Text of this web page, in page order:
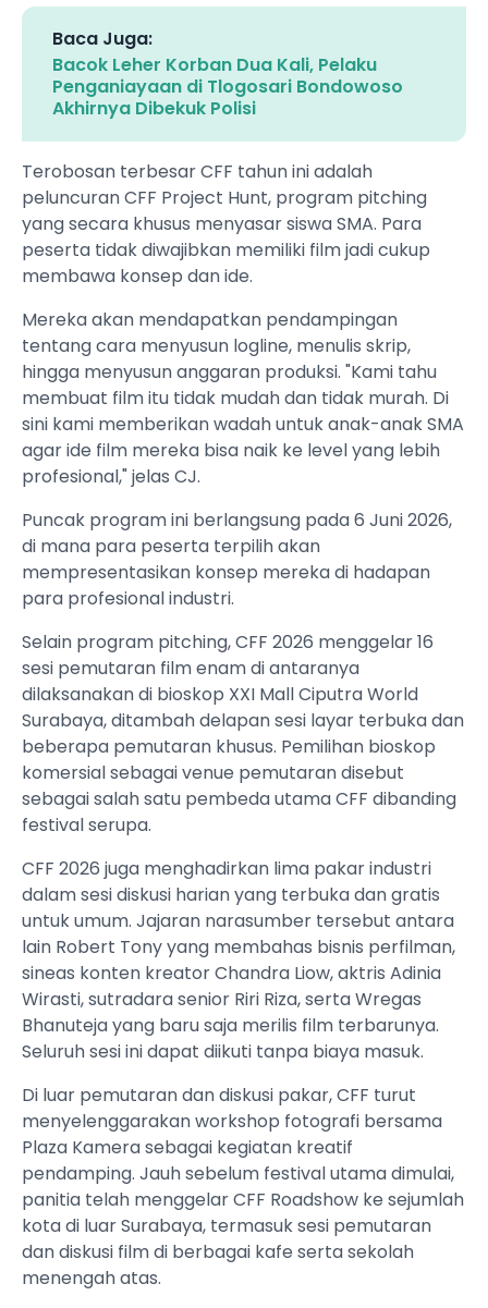
Baca Juga:
Bacok Leher Korban Dua Kali, Pelaku
Penganiayaan di Tlogosari Bondowoso
Akhirnya Dibekuk Polisi
Terobosan terbesar CFF tahun ini adalah
peluncuran CFF Project Hunt, program pitching
yang secara khusus menyasar siswa SMA. Para
peserta tidak diwajibkan memiliki film jadi cukup
membawa konsep dan ide.
Mereka akan mendapatkan pendampingan
tentang cara menyusun logline, menulis skrip,
hingga menyusun anggaran produksi. "Kami tahu
membuat film itu tidak mudah dan tidak murah. Di
sini kami memberikan wadah untuk anak-anak SMA
agar ide film mereka bisa naik ke level yang lebih
profesional," jelas CJ.
Puncak program ini berlangsung pada 6 Juni 2026,
di mana para peserta terpilih akan
mempresentasikan konsep mereka di hadapan
para profesional industri.
Selain program pitching, CFF 2026 menggelar 16
sesi pemutaran film enam di antaranya
dilaksanakan di bioskop XXI Mall Ciputra World
Surabaya, ditambah delapan sesi layar terbuka dan
beberapa pemutaran khusus. Pemilihan bioskop
komersial sebagai venue pemutaran disebut
sebagai salah satu pembeda utama CFF dibanding
festival serupa.
CFF 2026 juga menghadirkan lima pakar industri
dalam sesi diskusi harian yang terbuka dan gratis
untuk umum. Jajaran narasumber tersebut antara
lain Robert Tony yang membahas bisnis perfilman,
sineas konten kreator Chandra Liow, aktris Adinia
Wirasti, sutradara senior Riri Riza, serta Wregas
Bhanuteja yang baru saja merilis film terbarunya.
Seluruh sesi ini dapat diikuti tanpa biaya masuk.
Di luar pemutaran dan diskusi pakar, CFF turut
menyelenggarakan workshop fotografi bersama
Plaza Kamera sebagai kegiatan kreatif
pendamping. Jauh sebelum festival utama dimulai,
panitia telah menggelar CFF Roadshow ke sejumlah
kota di luar Surabaya, termasuk sesi pemutaran
dan diskusi film di berbagai kafe serta sekolah
menengah atas.